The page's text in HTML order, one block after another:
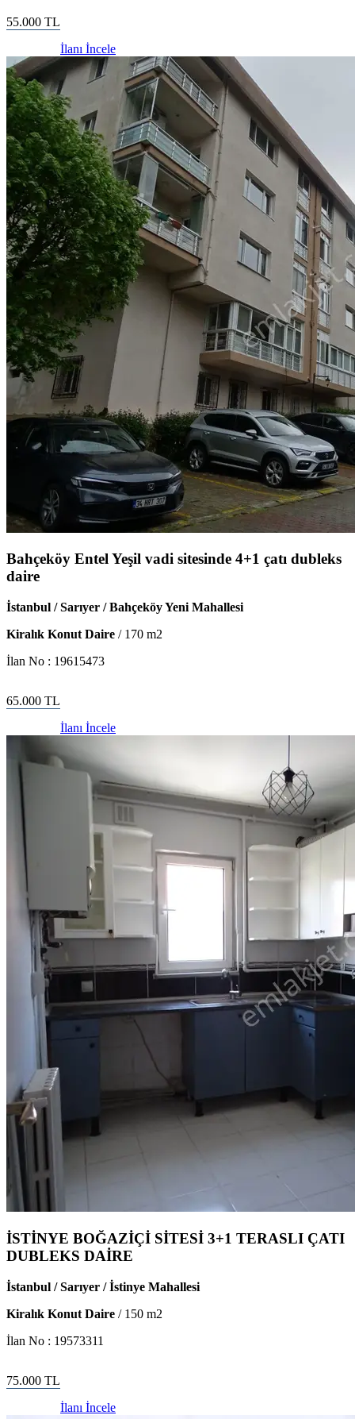
55.000 TL
İlanı İncele
Bahçeköy Entel Yeşil vadi sitesinde 4+1 çatı dubleks
daire
İstanbul / Sarıyer / Bahçeköy Yeni Mahallesi
Kiralık Konut Daire / 170 m2
İlan No : 19615473
65.000 TL
İlanı İncele
İSTİNYE BOĞAZİÇİ SİTESİ 3+1 TERASLI ÇATI
DUBLEKS DAİRE
İstanbul / Sarıyer / İstinye Mahallesi
Kiralık Konut Daire / 150 m2
İlan No : 19573311
75.000 TL
İlanı İncele